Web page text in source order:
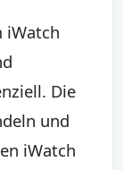
iWatch
Die
und
iWatch